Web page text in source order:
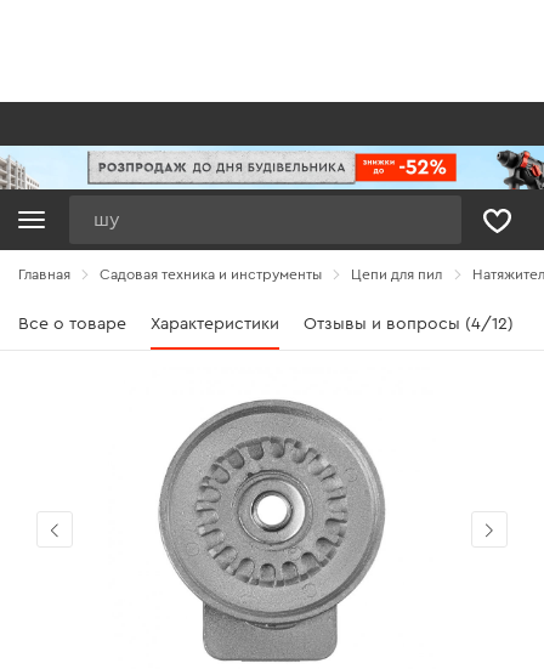
Главная Садовая техника и инструменты Цепи для пил
Все о товаре Характеристики Отзывы и вопросы (4/12)